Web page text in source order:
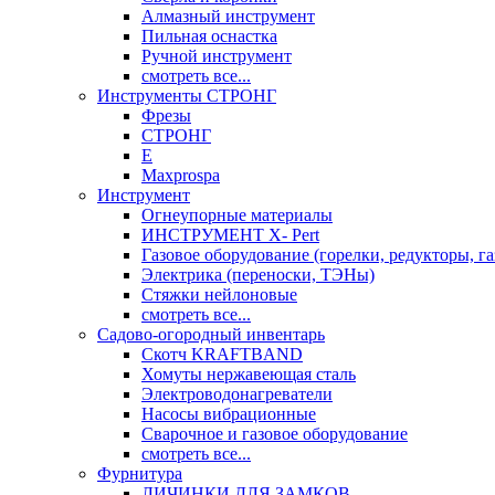
Алмазный инструмент
Пильная оснастка
Ручной инструмент
смотреть все...
Инструменты СТРОНГ
Фрезы
СТРОНГ
Е
Maxprospa
Инструмент
Огнеупорные материалы
ИНСТРУМЕНТ X- Pert
Газовое оборудование (горелки, редукторы,
Электрика (переноски, ТЭНы)
Стяжки нейлоновые
смотреть все...
Садово-огородный инвентарь
Скотч KRAFTBAND
Хомуты нержавеющая сталь
Электроводонагреватели
Насосы вибрационные
Сварочное и газовое оборудование
смотреть все...
Фурнитура